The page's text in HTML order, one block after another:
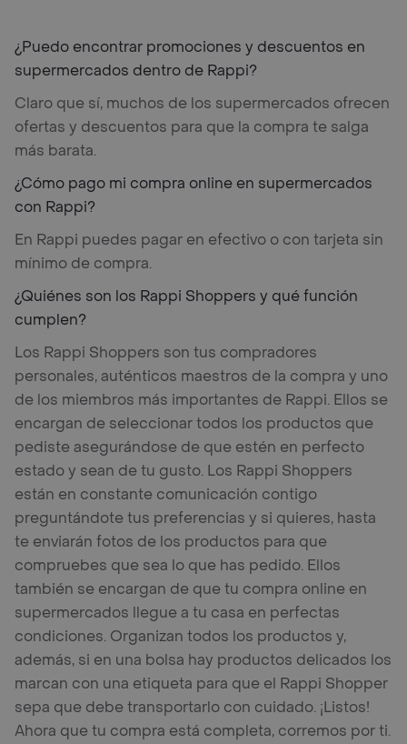
¿Puedo encontrar promociones y descuentos en
supermercados dentro de Rappi?
Claro que sí, muchos de los supermercados ofrecen
ofertas y descuentos para que la compra te salga
más barata.
¿Cómo pago mi compra online en supermercados
con Rappi?
En Rappi puedes pagar en efectivo o con tarjeta sin
mínimo de compra.
¿Quiénes son los Rappi Shoppers y qué función
cumplen?
Los Rappi Shoppers son tus compradores
personales, auténticos maestros de la compra y uno
de los miembros más importantes de Rappi. Ellos se
encargan de seleccionar todos los productos que
pediste asegurándose de que estén en perfecto
estado y sean de tu gusto. Los Rappi Shoppers
están en constante comunicación contigo
preguntándote tus preferencias y si quieres, hasta
te enviarán fotos de los productos para que
compruebes que sea lo que has pedido. Ellos
también se encargan de que tu compra online en
supermercados llegue a tu casa en perfectas
condiciones. Organizan todos los productos y,
además, si en una bolsa hay productos delicados los
marcan con una etiqueta para que el Rappi Shopper
sepa que debe transportarlo con cuidado. ¡Listos!
Ahora que tu compra está completa, corremos por ti.